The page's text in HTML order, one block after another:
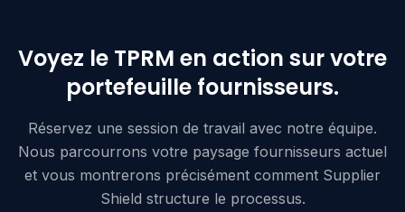
Voyez le TPRM en action sur votre
portefeuille fournisseurs.
Réservez une session de travail avec notre équipe.
Nous parcourrons votre paysage fournisseurs actuel
et vous montrerons précisément comment Supplier
Shield structure le processus.